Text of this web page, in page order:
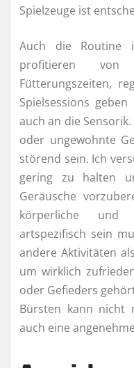
Spielzeuge ist
Auch die Routine
profitieren von
Fütterungszeiten,
Spielsessions
auch an die
oder ungewohnte
störend sein. Ich
gering zu halten
Geräusche
körperliche und
artspezifisch sein
andere Aktivitäten
um wirklich
oder Gefieders
Bürsten kann nicht
auch eine